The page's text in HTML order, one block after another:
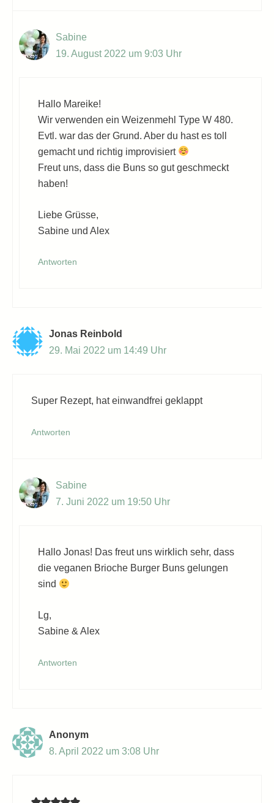
Sabine
19. August 2022 um 9:03 Uhr
Hallo Mareike!
Wir verwenden ein Weizenmehl Type W 480.
Evtl. war das der Grund. Aber du hast es toll
gemacht und richtig improvisiert
Freut uns, dass die Buns so gut geschmeckt
haben!
Liebe Grüsse,
Sabine und Alex
Antworten
Jonas Reinbold
29. Mai 2022 um 14:49 Uhr
Super Rezept, hat einwandfrei geklappt
Antworten
Sabine
7. Juni 2022 um 19:50 Uhr
Hallo Jonas! Das freut uns wirklich sehr, dass
die veganen Brioche Burger Buns gelungen
sind
Lg,
Sabine & Alex
Antworten
Anonym
8. April 2022 um 3:08 Uhr